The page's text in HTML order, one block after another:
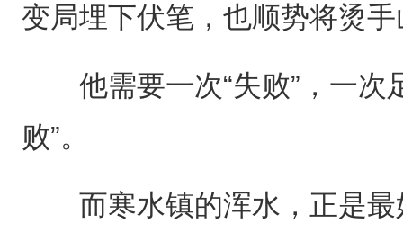
变局埋下伏笔，也顺势将烫
他需要一次“失败”，一次
败”。
而寒水镇的浑水，正是最